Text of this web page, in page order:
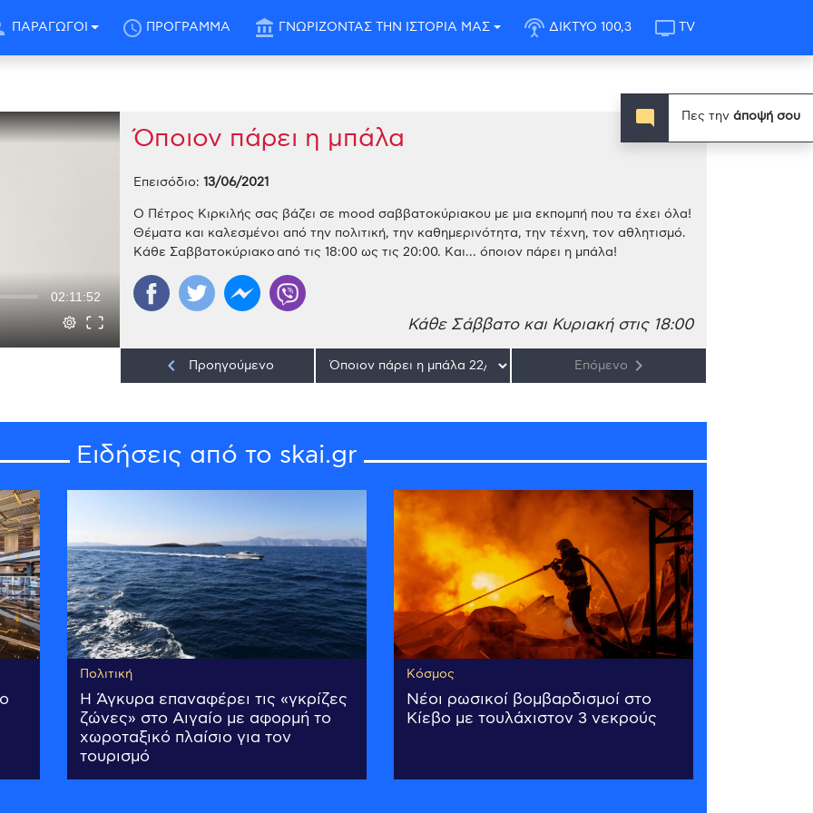
ΠΑΡΑΓΩΓΟΙ schedule ΠΡΟΓΡΑΜΜΑ account_balance ΓΝΩΡΙΖΟΝΤΑΣ ΤΗΝ ΙΣΤΟΡΙΑ ΜΑΣ settings_input_antenna ΔΙΚΤΥΟ 100,3 tv TV
02:11:52
Όποιον πάρει η μπάλα
Επεισόδιο: 13/06/2021
Ο Πέτρος Κιρκιλής σας βάζει σε mood σαββατοκύριακου με μια εκπομπή που τα έχει όλα!
Θέματα και καλεσμένοι από την πολιτική, την καθημερινότητα, την τέχνη, τον αθλητισμό.
Κάθε Σαββατοκύριακο από τις 18:00 ως τις 20:00. Και... όποιον πάρει η μπάλα!
Κάθε Σάββατο και Κυριακή στις 18:00
keyboard_arrow_left Προηγούμενο Επόμενο keyboard_arrow_right
Ειδήσεις από το skai.gr
Πολιτική
Η Άγκυρα επαναφέρει τις «γκρίζες
ζώνες» στο Αιγαίο με αφορμή το
χωροταξικό πλαίσιο για τον
τουρισμό
Κόσμος
Νέοι ρωσικοί βομβαρδισμοί στο
Κίεβο με τουλάχιστον 3 νεκρούς
mode_comment Πες την άποψή σου